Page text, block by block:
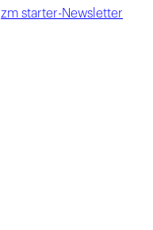
zm starter-Newsletter